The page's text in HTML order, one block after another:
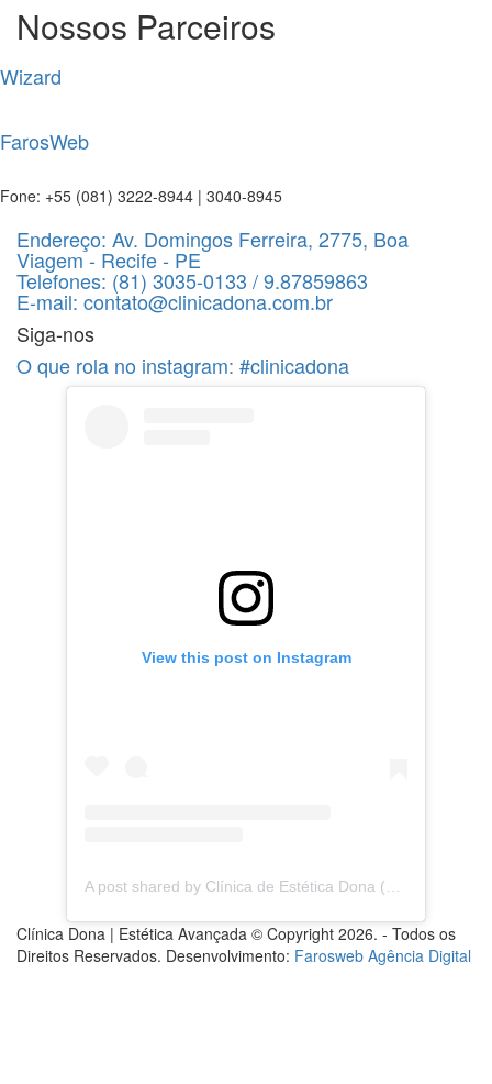
Nossos Parceiros
Wizard
FarosWeb
Fone: +55 (081) 3222-8944 | 3040-8945
Endereço: Av. Domingos Ferreira, 2775, Boa
Viagem - Recife - PE
Telefones: (81) 3035-0133 / 9.87859863
E-mail: contato@clinicadona.com.br
Siga-nos
O que rola no instagram: #clinicadona
View this post on Instagram
A post shared by Clínica de Estética Dona (@clinica.dona)
Clínica Dona | Estética Avançada © Copyright 2026. - Todos os
Direitos Reservados. Desenvolvimento: Farosweb Agência Digital